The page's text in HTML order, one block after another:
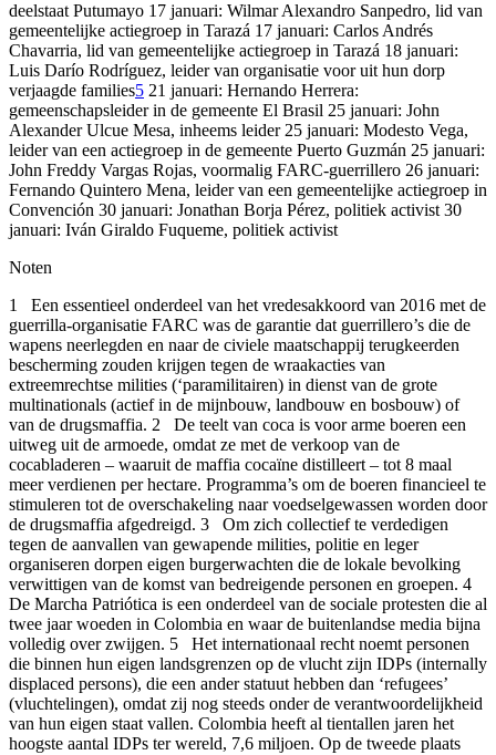
deelstaat Putumayo 17 januari: Wilmar Alexandro Sanpedro, lid van
gemeentelijke actiegroep in Tarazá 17 januari: Carlos Andrés
Chavarria, lid van gemeentelijke actiegroep in Tarazá 18 januari:
Luis Darío Rodríguez, leider van organisatie voor uit hun dorp
verjaagde families5 21 januari: Hernando Herrera:
gemeenschapsleider in de gemeente El Brasil 25 januari: John
Alexander Ulcue Mesa, inheems leider 25 januari: Modesto Vega,
leider van een actiegroep in de gemeente Puerto Guzmán 25 januari:
John Freddy Vargas Rojas, voormalig FARC-guerrillero 26 januari:
Fernando Quintero Mena, leider van een gemeentelijke actiegroep in
Convención 30 januari: Jonathan Borja Pérez, politiek activist 30
januari: Iván Giraldo Fuqueme, politiek activist
Noten
1 Een essentieel onderdeel van het vredesakkoord van 2016 met de
guerrilla-organisatie FARC was de garantie dat guerrillero’s die de
wapens neerlegden en naar de civiele maatschappij terugkeerden
bescherming zouden krijgen tegen de wraakacties van
extreemrechtse milities (‘paramilitairen) in dienst van de grote
multinationals (actief in de mijnbouw, landbouw en bosbouw) of
van de drugsmaffia. 2 De teelt van coca is voor arme boeren een
uitweg uit de armoede, omdat ze met de verkoop van de
cocabladeren – waaruit de maffia cocaïne distilleert – tot 8 maal
meer verdienen per hectare. Programma’s om de boeren financieel te
stimuleren tot de overschakeling naar voedselgewassen worden door
de drugsmaffia afgedreigd. 3 Om zich collectief te verdedigen
tegen de aanvallen van gewapende milities, politie en leger
organiseren dorpen eigen burgerwachten die de lokale bevolking
verwittigen van de komst van bedreigende personen en groepen. 4
De Marcha Patriótica is een onderdeel van de sociale protesten die al
twee jaar woeden in Colombia en waar de buitenlandse media bijna
volledig over zwijgen. 5 Het internationaal recht noemt personen
die binnen hun eigen landsgrenzen op de vlucht zijn IDPs (internally
displaced persons), die een ander statuut hebben dan ‘refugees’
(vluchtelingen), omdat zij nog steeds onder de verantwoordelijkheid
van hun eigen staat vallen. Colombia heeft al tientallen jaren het
hoogste aantal IDPs ter wereld, 7,6 miljoen. Op de tweede plaats